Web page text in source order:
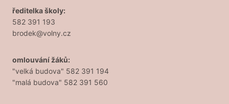
ředitelka školy:
582 391 193
brodek@volny.cz
omlouvání žáků:
"velká budova" 582 391 194
"malá budova" 582 391 560